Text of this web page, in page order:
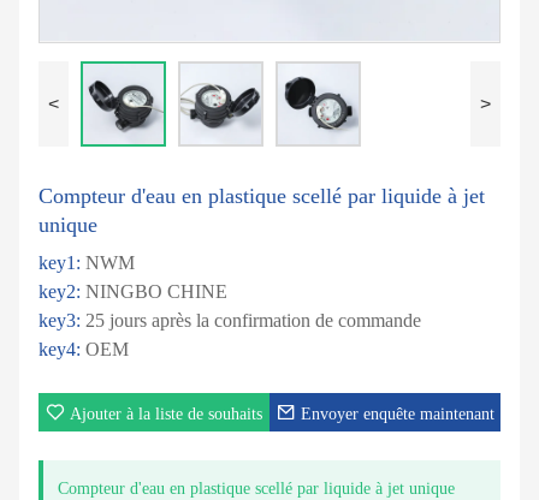
< >
Compteur d'eau en plastique scellé par liquide à jet
unique
key1: NWM
key2: NINGBO CHINE
key3: 25 jours après la confirmation de commande
key4: OEM
Ajouter à la liste de souhaits Envoyer enquête maintenant
Compteur d'eau en plastique scellé par liquide à jet unique